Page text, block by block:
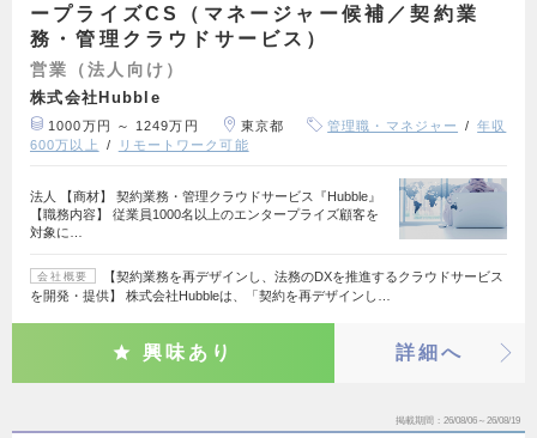
ープライズCS（マネージャー候補／契約業
務・管理クラウドサービス）
営業（法人向け）
株式会社Hubble
1000万円 ～ 1249万円 東京都 管理職・マネジャー
年収
600万以上
リモートワーク可能
法人 【商材】 契約業務・管理クラウドサービス『Hubble』
【職務内容】 従業員1000名以上のエンタープライズ顧客を
対象に…
会社概要
【契約業務を再デザインし、法務のDXを推進するクラウドサービス
を開発・提供】 株式会社Hubbleは、「契約を再デザインし…
興味あり 詳細へ
掲載期間 26/08/06～26/08/19